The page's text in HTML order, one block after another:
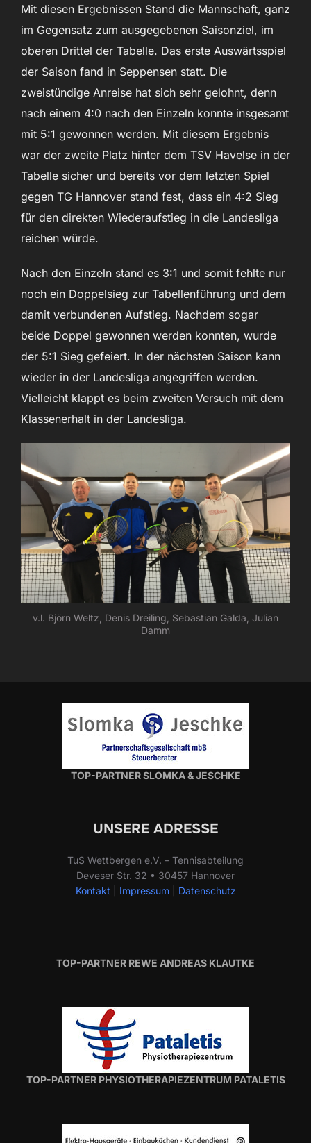
Mit diesen Ergebnissen Stand die Mannschaft, ganz
im Gegensatz zum ausgegebenen Saisonziel, im
oberen Drittel der Tabelle. Das erste Auswärtsspiel
der Saison fand in Seppensen statt. Die
zweistündige Anreise hat sich sehr gelohnt, denn
nach einem 4:0 nach den Einzeln konnte insgesamt
mit 5:1 gewonnen werden. Mit diesem Ergebnis
war der zweite Platz hinter dem TSV Havelse in der
Tabelle sicher und bereits vor dem letzten Spiel
gegen TG Hannover stand fest, dass ein 4:2 Sieg
für den direkten Wiederaufstieg in die Landesliga
reichen würde.
Nach den Einzeln stand es 3:1 und somit fehlte nur
noch ein Doppelsieg zur Tabellenführung und dem
damit verbundenen Aufstieg. Nachdem sogar
beide Doppel gewonnen werden konnten, wurde
der 5:1 Sieg gefeiert. In der nächsten Saison kann
wieder in der Landesliga angegriffen werden.
Vielleicht klappt es beim zweiten Versuch mit dem
Klassenerhalt in der Landesliga.
v.l. Björn Weltz, Denis Dreiling, Sebastian Galda, Julian
Damm
TOP-PARTNER SLOMKA & JESCHKE
UNSERE ADRESSE
TuS Wettbergen e.V. – Tennisabteilung
Deveser Str. 32 • 30457 Hannover
Kontakt
Impressum| Datenschutz
TOP-PARTNER REWE ANDREAS KLAUTKE
TOP-PARTNER PHYSIOTHERAPIEZENTRUM PATALETIS